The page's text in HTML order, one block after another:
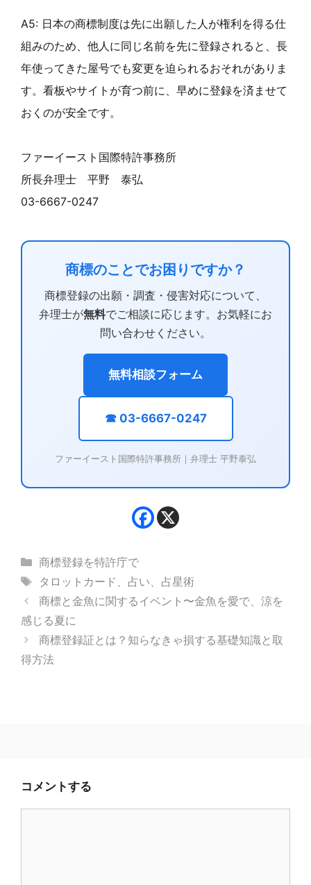
A5: 日本の商標制度は先に出願した人が権利を得る仕
組みのため、他人に同じ名前を先に登録されると、長
年使ってきた屋号でも変更を迫られるおそれがありま
す。看板やサイトが育つ前に、早めに登録を済ませて
おくのが安全です。
ファーイースト国際特許事務所
所長弁理士 平野 泰弘
03-6667-0247
商標のことでお困りですか？
商標登録の出願・調査・侵害対応について、
弁理士が無料でご相談に応じます。お気軽にお
問い合わせください。
無料相談フォーム
☎ 03-6667-0247
ファーイースト国際特許事務所｜弁理士 平野泰弘
カ
テ
ゴ
リ
ー
商標登録を特許庁で
タ
グ
タロットカード 、 占い、 占星術
商標と金魚に関するイベント〜金魚を愛で、涼を
感じる夏に
商標登録証とは？知らなきゃ損する基礎知識と取
得方法
コメントする